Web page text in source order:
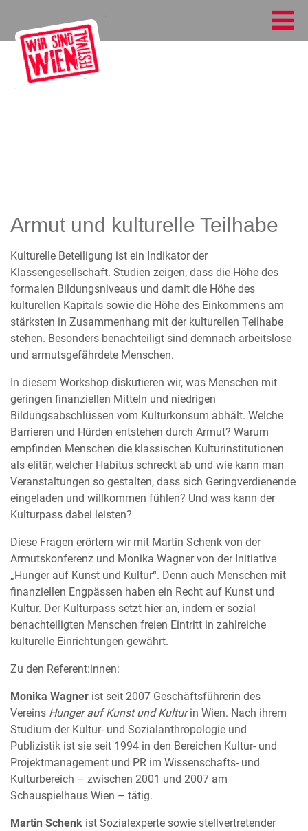
Armut und kulturelle Teilhabe
Kulturelle Beteiligung ist ein Indikator der
Klassengesellschaft. Studien zeigen, dass die Höhe des
formalen Bildungsniveaus und damit die Höhe des
kulturellen Kapitals sowie die Höhe des Einkommens am
stärksten in Zusammenhang mit der kulturellen Teilhabe
stehen. Besonders benachteiligt sind demnach arbeitslose
und armutsgefährdete Menschen.
In diesem Workshop diskutieren wir, was Menschen mit
geringen finanziellen Mitteln und niedrigen
Bildungsabschlüssen vom Kulturkonsum abhält. Welche
Barrieren und Hürden entstehen durch Armut? Warum
empfinden Menschen die klassischen Kulturinstitutionen
als elitär, welcher Habitus schreckt ab und wie kann man
Veranstaltungen so gestalten, dass sich Geringverdienende
eingeladen und willkommen fühlen? Und was kann der
Kulturpass dabei leisten?
Diese Fragen erörtern wir mit Martin Schenk von der
Armutskonferenz und Monika Wagner von der Initiative
„Hunger auf Kunst und Kultur“. Denn auch Menschen mit
finanziellen Engpässen haben ein Recht auf Kunst und
Kultur. Der Kulturpass setzt hier an, indem er sozial
benachteiligten Menschen freien Eintritt in zahlreiche
kulturelle Einrichtungen gewährt.
Zu den Referent:innen:
Monika Wagner ist seit 2007 Geschäftsführerin des
Vereins Hunger auf Kunst und Kulturin Wien. Nach ihrem
Studium der Kultur- und Sozialanthropologie und
Publizistik ist sie seit 1994 in den Bereichen Kultur- und
Projektmanagement und PR im Wissenschafts- und
Kulturbereich – zwischen 2001 und 2007 am
Schauspielhaus Wien – tätig.
Martin Schenk ist Sozialexperte sowie stellvertretender